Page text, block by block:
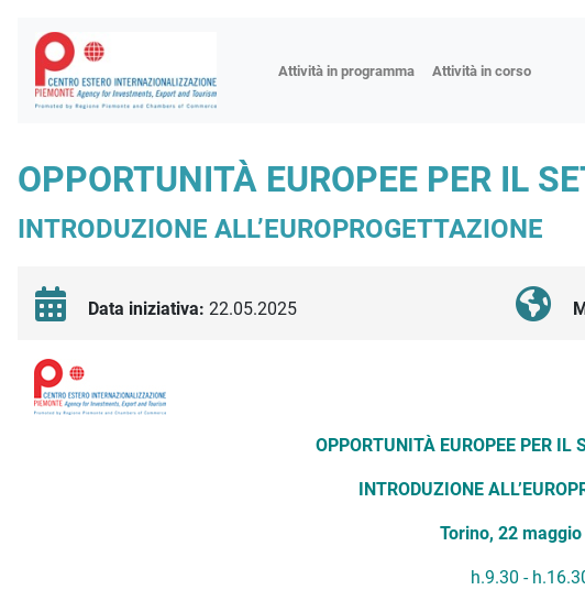
Attività in programma Attività in corso
Fiere
Workshop
Incontri di
Focus settoriali
OPPORTUNITÀ EUROPEE PER IL
INTRODUZIONE ALL’EUROPROGETTAZIONE
Data iniziativa: 22.05.2025
OPPORTUNITÀ EUROPEE PER IL
INTRODUZIONE
Torino, 22
h.9.30 -